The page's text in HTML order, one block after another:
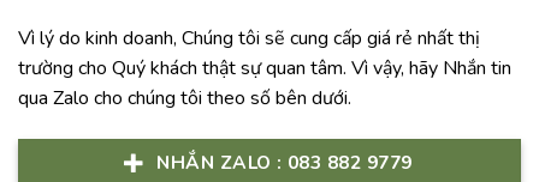
Vì lý do kinh doanh, Chúng tôi sẽ cung cấp giá rẻ nhất thị
trường cho Quý khách thật sự quan tâm. Vì vậy, hãy Nhắn tin
qua Zalo cho chúng tôi theo số bên dưới.
NHẮN ZALO : 083 882 9779